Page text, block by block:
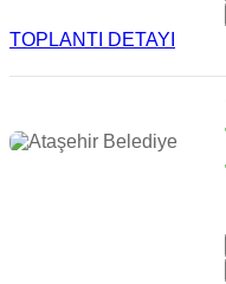
TOPLANTI DETAYI